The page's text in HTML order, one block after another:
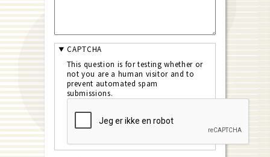
CAPTCHA
This question is for testing whether or
not you are a human visitor and to
prevent automated spam
submissions.